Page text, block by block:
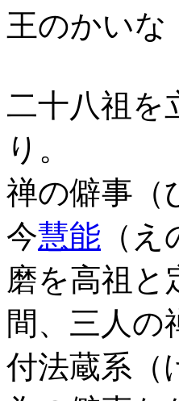
王のかいな
二十八祖を
り。
禅の僻事（
今慧能 （
磨を高祖と
間、三人の
付法蔵系（